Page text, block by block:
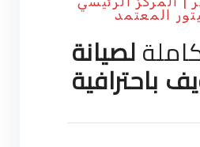
المعتمد
لصيانة
باحترافية